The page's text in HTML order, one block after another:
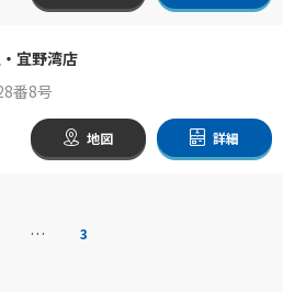
宜野湾店
番8号
地図 詳細
… 3